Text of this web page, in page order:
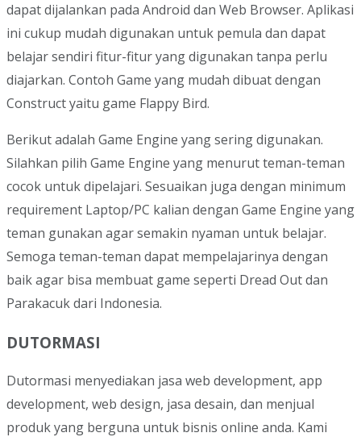
dapat dijalankan pada Android dan Web Browser. Aplikasi
ini cukup mudah digunakan untuk pemula dan dapat
belajar sendiri fitur-fitur yang digunakan tanpa perlu
diajarkan. Contoh Game yang mudah dibuat dengan
Construct yaitu game Flappy Bird.
Berikut adalah Game Engine yang sering digunakan.
Silahkan pilih Game Engine yang menurut teman-teman
cocok untuk dipelajari. Sesuaikan juga dengan minimum
requirement Laptop/PC kalian dengan Game Engine yang
teman gunakan agar semakin nyaman untuk belajar.
Semoga teman-teman dapat mempelajarinya dengan
baik agar bisa membuat game seperti Dread Out dan
Parakacuk dari Indonesia.
DUTORMASI
Dutormasi menyediakan jasa web development, app
development, web design, jasa desain, dan menjual
produk yang berguna untuk bisnis online anda. Kami